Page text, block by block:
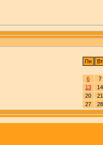
Пн Вт
6
7
13
14
20
21
27
28